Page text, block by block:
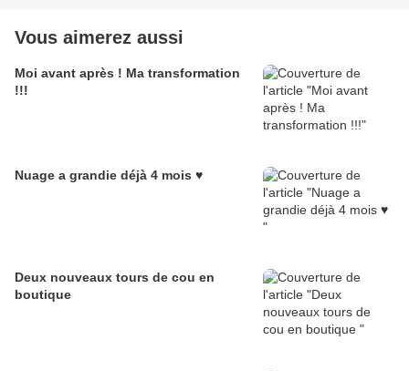
Vous aimerez aussi
Moi avant après ! Ma transformation
!!!
Nuage a grandie déjà 4 mois ♥
Deux nouveaux tours de cou en
boutique